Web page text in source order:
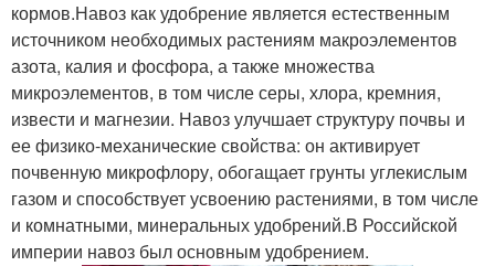
кормов.Навоз как удобрение является естественным
источником необходимых растениям макроэлементов
азота, калия и фосфора, а также множества
микроэлементов, в том числе серы, хлора, кремния,
извести и магнезии. Навоз улучшает структуру почвы и
ее физико-механические свойства: он активирует
почвенную микрофлору, обогащает грунты углекислым
газом и способствует усвоению растениями, в том числе
и комнатными, минеральных удобрений.В Российской
империи навоз был основным удобрением.